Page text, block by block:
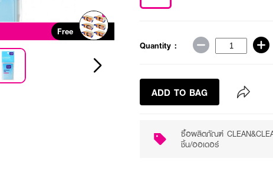
Free
Quantity :
ADD TO BAG
ซื้อผลิตภัณฑ์
ชิ้น/ออเดอร์